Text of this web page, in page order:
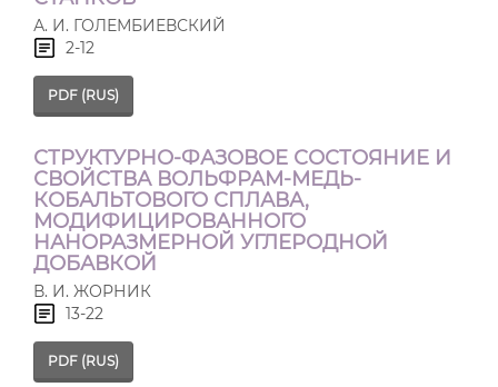
А. И. ГОЛЕМБИЕВСКИЙ
2-12
PDF (RUS)
СТРУКТУРНО-ФАЗОВОЕ СОСТОЯНИЕ И
СВОЙСТВА ВОЛЬФРАМ-МЕДЬ-
КОБАЛЬТОВОГО СПЛАВА,
МОДИФИЦИРОВАННОГО
НАНОРАЗМЕРНОЙ УГЛЕРОДНОЙ
ДОБАВКОЙ
В. И. ЖОРНИК
13-22
PDF (RUS)